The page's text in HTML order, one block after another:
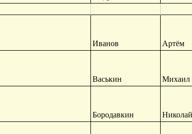
Иванов Артём
Васькин Михаил
Бородавкин Николай